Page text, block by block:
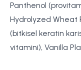
Panthenol
Hydrolyzed Wheat
(bitkisel keratin
vitamini), Vanilla